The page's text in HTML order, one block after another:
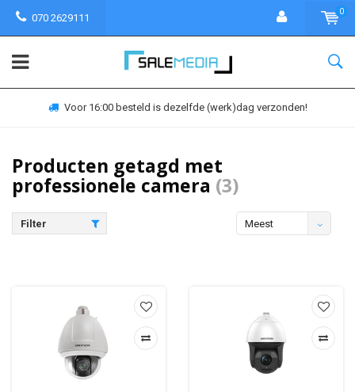
070 2629111
0
Voor 16:00 besteld is dezelfde (werk)dag verzonden!
Producten getagd met
professionele camera (3)
Filter
Meest